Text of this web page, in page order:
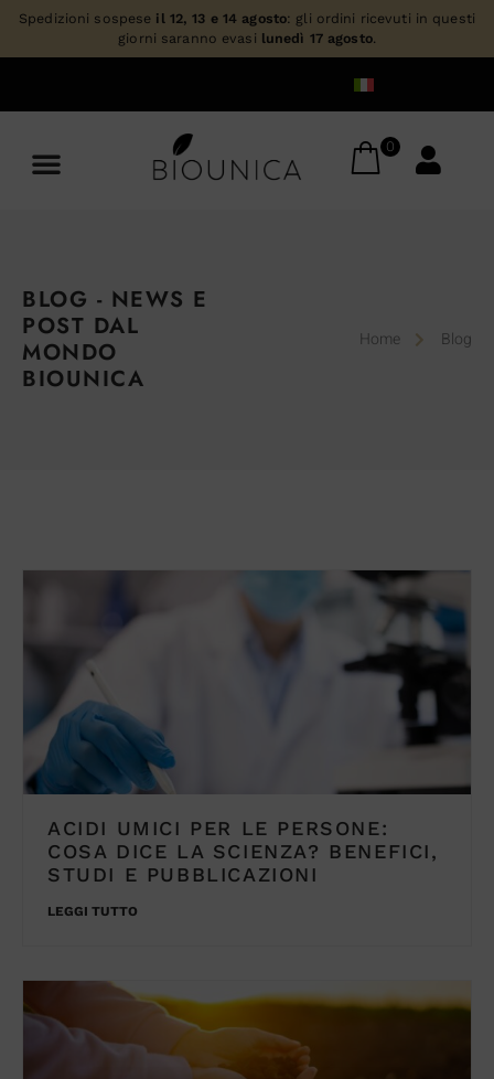
Spedizioni sospese il 12, 13 e 14 agosto: gli ordini ricevuti in questi
giorni saranno evasi lunedì 17 agosto.
0
BLOG - NEWS E
POST DAL
MONDO
BIOUNICA
Home Blog
ACIDI UMICI PER LE PERSONE:
COSA DICE LA SCIENZA? BENEFICI,
STUDI E PUBBLICAZIONI
LEGGI TUTTO